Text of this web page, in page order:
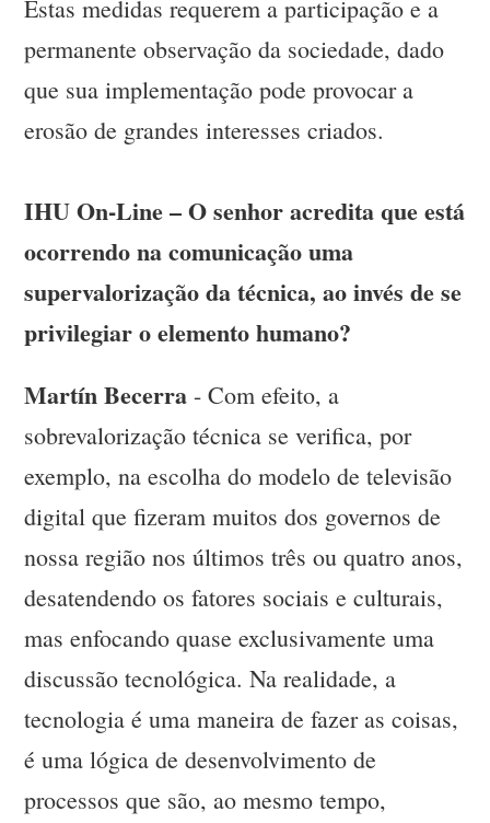
Estas medidas requerem a participação e a
permanente observação da sociedade, dado
que sua implementação pode provocar a
erosão de grandes interesses criados.
IHU On-Line – O senhor acredita que está
ocorrendo na comunicação uma
supervalorização da técnica, ao invés de se
privilegiar o elemento humano?
Martín Becerra - Com efeito, a
sobrevalorização técnica se verifica, por
exemplo, na escolha do modelo de televisão
digital que fizeram muitos dos governos de
nossa região nos últimos três ou quatro anos,
desatendendo os fatores sociais e culturais,
mas enfocando quase exclusivamente uma
discussão tecnológica. Na realidade, a
tecnologia é uma maneira de fazer as coisas,
é uma lógica de desenvolvimento de
processos que são, ao mesmo tempo,